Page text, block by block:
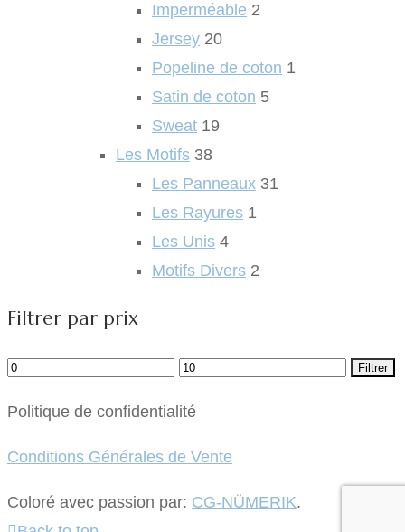
Imperméable 2
Jersey 20
Popeline de coton 1
Satin de coton 5
Sweat 19
Les Motifs 38
Les Panneaux 31
Les Rayures 1
Les Unis 4
Motifs Divers 2
Filtrer par prix
Prix
Prix
Filtrer
Politique de confidentialité
Conditions Générales de Vente
Coloré avec passion par: CG-NÜMERIK.